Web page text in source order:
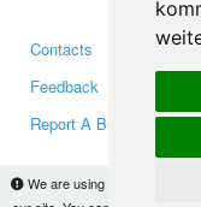
We are using cookies to
Contacts
Feedback
Report A Bug